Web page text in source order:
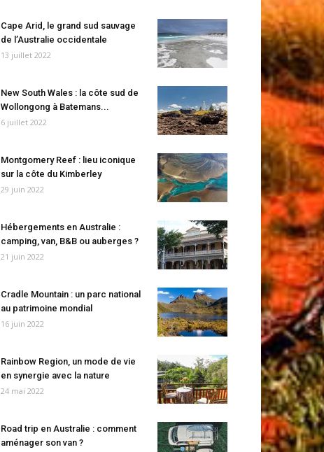
Cape Arid, le grand sud sauvage
de l’Australie occidentale
13 juillet 2022
New South Wales : la côte sud de
Wollongong à Batemans...
6 juillet 2022
Montgomery Reef : lieu iconique
sur la côte du Kimberley
29 juin 2022
Hébergements en Australie :
camping, van, B&B ou auberges ?
21 juin 2022
Cradle Mountain : un parc national
au patrimoine mondial
16 juin 2022
Rainbow Region, un mode de vie
en synergie avec la nature
24 mai 2022
Road trip en Australie : comment
aménager son van ?